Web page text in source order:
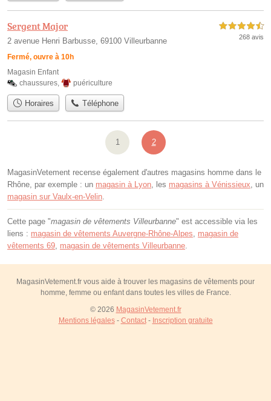
Sergent Major
2 avenue Henri Barbusse, 69100 Villeurbanne
Fermé, ouvre à 10h
4,5 étoiles sur 5
268 avis
Magasin Enfant
chaussures
puériculture
Horaires Téléphone
1 2
MagasinVetement recense également d'autres magasins homme dans le
Rhône, par exemple : un magasin à Lyon , les magasins à Vénissieux , un
magasin sur Vaulx-en-Velin
Cette page "magasin de vêtements Villeurbanne" est accessible via les
liens : magasin de vêtements Auvergne-Rhône-Alpes
magasin de
vêtements 69 magasin de vêtements Villeurbanne
MagasinVetement.fr vous aide à trouver les magasins de vêtements pour
homme, femme ou enfant dans toutes les villes de France.
© 2026 MagasinVetement.fr
Mentions légales- Contact- Inscription gratuite